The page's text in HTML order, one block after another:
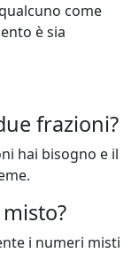
come
è sia
frazioni?
hai bisogno e il
i numeri misti